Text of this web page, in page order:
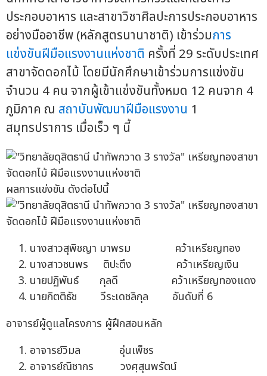
ประกอบอาหาร และสาขาวิชาศิลปะการประกอบอาหาร
อย่างมืออาชีพ (หลักสูตรนานาชาติ) เข้าร่วมการ
แข่งขันฝีมือแรงงานแห่งชาติ ครั้งที่ 29 ระดับประเทศ
สาขาจัดดอกไม้ โดยมีนักศึกษาเข้าร่วมการแข่งขัน
จำนวน 4 คน จากผู้เข้าแข่งขันทั้งหมด 12 คนจาก 4
ภูมิภาค ณ สถาบันพัฒนาฝีมือแรงงาน 1
สมุทรปราการ เมื่อเร็ว ๆ นี้
ผลการแข่งขัน ดังต่อไปนี้
นางสาวสุพิชญา มาพรม คว้าเหรียญทอง
นางสาวชนพร ติปะตึง คว้าเหรียญเงิน
นายปฏิพันธ์ กุลดี คว้าเหรียญทองแดง
นายกิตติธัช วีระเดชลิกุล อันดับที่ 6
อาจารย์ผู้ดูแลโครงการ ผู้ฝึกสอนหลัก
อาจารย์วิมล อุ่นเพ็ชร
อาจารย์ณิชากร วงศฺสุนพรัตน์